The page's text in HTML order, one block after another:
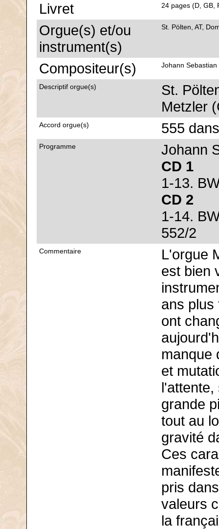
Livret 24 pages (D, GB,
Orgue(s) et/ou
instrument(s)
St. Pölten, AT,
Compositeur(s) Johann Sebastian
Descriptif orgue(s)
St.
Metzler
Accord orgue(s) 555
Programme
Johann
CD 1
1-13.
CD 2
1-14.
552/2
Commentaire
L'orgue
est bien
ans plus
ont
manque
et
l'attente,
grande
tout au
gravité
Ces
pris
valeurs
la